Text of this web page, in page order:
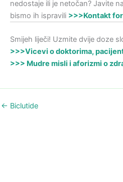
nedostaje ili je netočan? Javite
bismo ih ispravili >>>Kontakt
Smijeh liječi! Uzmite dvije doze
>>>Vicevi o doktorima,
>>> Mudre misli i aforizmi o
← Biclutide